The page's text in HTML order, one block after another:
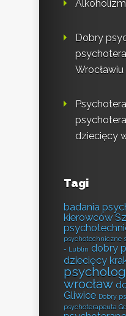
Dobry
Wrocławiu
dziecięcy
Tagi
badania
kierowców
psychotechniczne
- Lublin dobry
dziecięcy
wrocław
Gliwice Dobry
psychoterapeuta